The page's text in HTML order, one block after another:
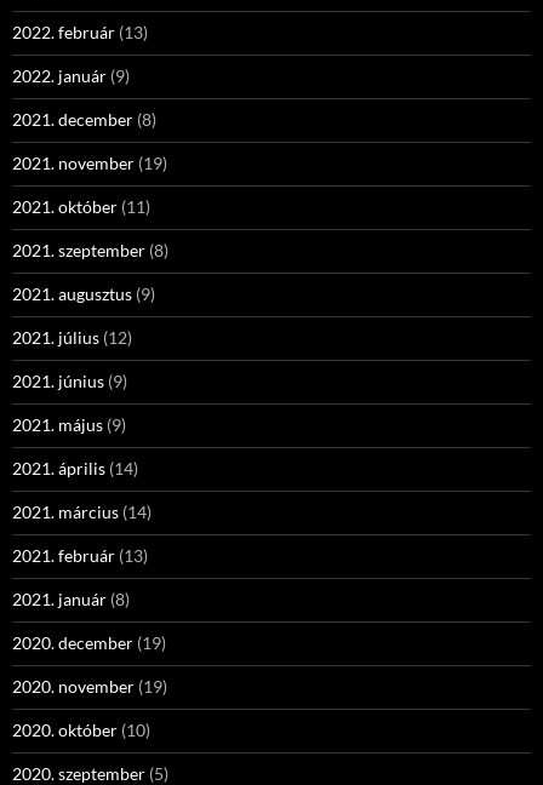
2022. február (13)
2022. január (9)
2021. december (8)
2021. november (19)
2021. október (11)
2021. szeptember (8)
2021. augusztus (9)
2021. július (12)
2021. június (9)
2021. május (9)
2021. április (14)
2021. március (14)
2021. február (13)
2021. január (8)
2020. december (19)
2020. november (19)
2020. október (10)
2020. szeptember (5)